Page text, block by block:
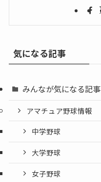
気になる記事
みんなが気になる記事
アマチュア野球情報
中学野球
大学野球
女子野球